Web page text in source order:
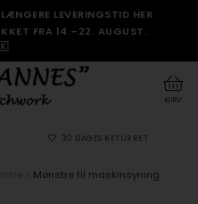
LEVERINGSTID HER
FRA 14.–22. AUGUST.
KURV
30 DAGES RETURRET
Mønstre til maskinsyning